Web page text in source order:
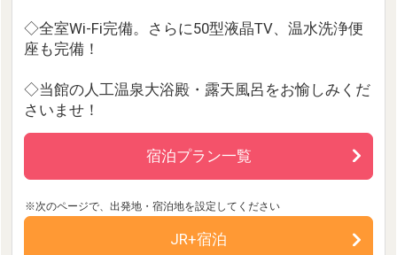
◇全室Wi-Fi完備。さらに50型液晶TV、温水洗浄便
座も完備！
◇当館の人工温泉大浴殿・露天風呂をお愉しみくだ
さいませ！
宿泊プラン一覧
JR+宿泊